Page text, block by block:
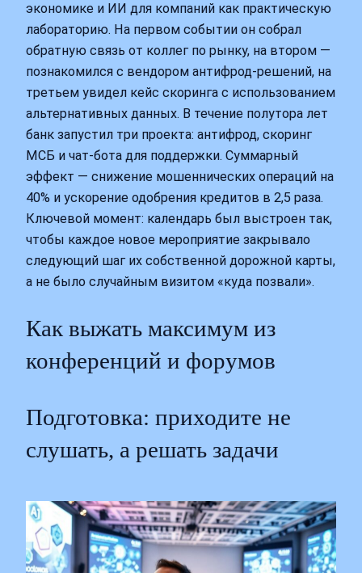
экономике и ИИ для компаний как практическую
лабораторию. На первом событии он собрал
обратную связь от коллег по рынку, на втором —
познакомился с вендором антифрод‑решений, на
третьем увидел кейс скоринга с использованием
альтернативных данных. В течение полутора лет
банк запустил три проекта: антифрод, скоринг
МСБ и чат‑бота для поддержки. Суммарный
эффект — снижение мошеннических операций на
40% и ускорение одобрения кредитов в 2,5 раза.
Ключевой момент: календарь был выстроен так,
чтобы каждое новое мероприятие закрывало
следующий шаг их собственной дорожной карты,
а не было случайным визитом «куда позвали».
Как выжать максимум из
конференций и форумов
Подготовка: приходите не
слушать, а решать задачи